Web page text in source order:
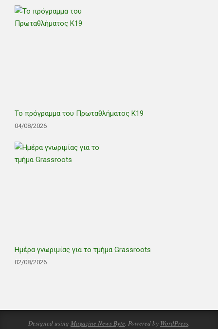
Το πρόγραμμα του Πρωταθλήματος Κ19
04/08/2026
Ημέρα γνωριμίας για το τμήμα Grassroots
02/08/2026
Designed using Magazine News Byte. Powered by WordPress.